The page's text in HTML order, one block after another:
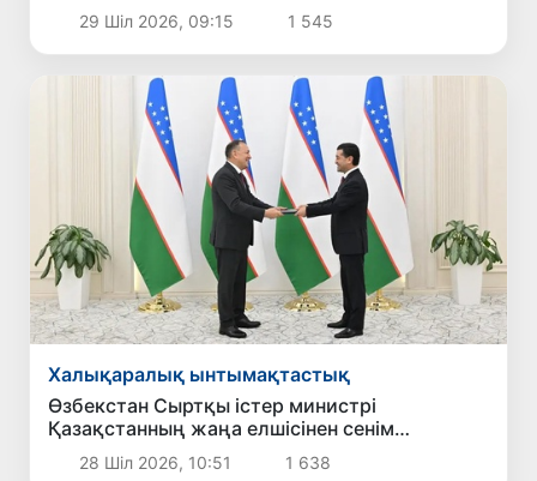
29 Шіл 2026, 09:15 1 545
Халықаралық ынтымақтастық
Өзбекстан Сыртқы істер министрі
Қазақстанның жаңа елшісінен сенім
грамоталарының көшірмелерін қабылдады
28 Шіл 2026, 10:51 1 638